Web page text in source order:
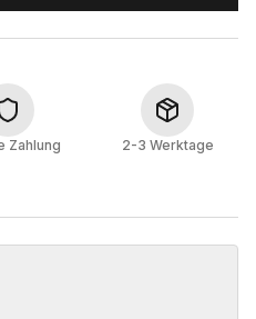
Zahlung 2-3 Werktage